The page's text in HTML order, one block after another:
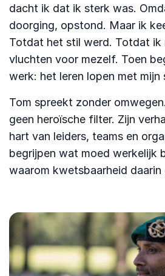
dacht ik dat ik sterk was.
doorging, opstond. Maar ik
Totdat het stil werd. Totdat ik
vluchten voor mezelf. Toen
werk: het leren lopen met mijn
Tom spreekt zonder
geen heroïsche filter. Zijn
hart van leiders, teams en
begrijpen wat moed werkelijk
waarom kwetsbaarheid daarin